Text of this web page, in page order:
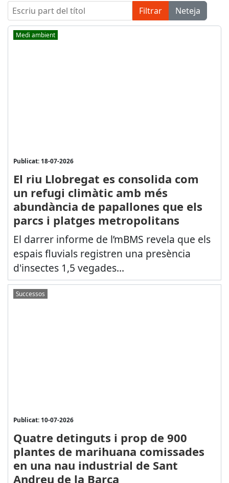
Escriu part del títol Filtrar Neteja
Medi ambient
Publicat: 18-07-2026
El riu Llobregat es consolida com
un refugi climàtic amb més
abundància de papallones que els
parcs i platges metropolitans
El darrer informe de l’mBMS revela que els
espais fluvials registren una presència
d'insectes 1,5 vegades...
Successos
Publicat: 10-07-2026
Quatre detinguts i prop de 900
plantes de marihuana comissades
en una nau industrial de Sant
Andreu de la Barca